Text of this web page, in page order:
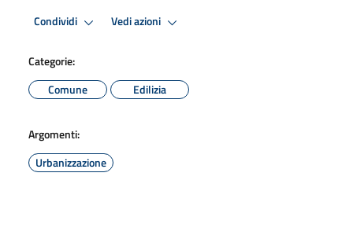
Condividi Vedi azioni
Categorie:
Comune
Edilizia
Argomenti:
Urbanizzazione